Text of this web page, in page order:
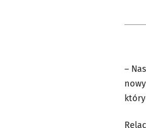
–